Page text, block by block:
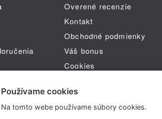
Overené recenzie
Kontakt
Obchodné podmienky
Váš bonus
Cookies
Používame cookies
Na tomto webe používame súbory cookies.